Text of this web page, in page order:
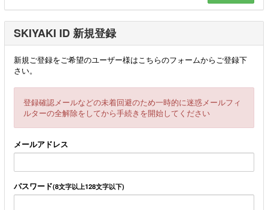
SKIYAKI ID 新規登録
新規ご登録をご希望のユーザー様はこちらのフォームからご登録下
さい。
登録確認メールなどの未着回避のため一時的に迷惑メールフィ
ルターの全解除をしてから手続きを開始してください
メールアドレス
パスワード(8文字以上128文字以下)